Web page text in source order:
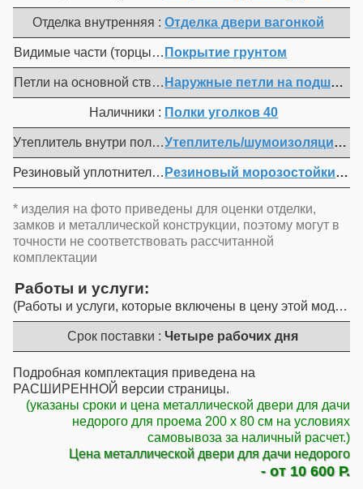
Отделка внутренняя :Отделка двери вагонкой
Видимые части (торцы полотна, коробка, мет.
Покрытие грунтом
Петли на основной створке :Наружные петли на
Наличники : Полки уголков 40
Утеплитель внутри полотна :Утеплитель/шумоизоляция
Резиновый уплотнитель :Резиновый морозостойкий
* изделия на фото приведены для оценки отделки,
замков и металлической конструкции, поэтому могут в
точности не соответствовать рассчитанной
комплектации
Работы и услуги
Работы и услуги, которые включены в цену этой модели
Срок поставки : Четыре рабочих дня
Подробная комплектация приведена на
РАСШИРЕННОЙ версии страницы.
(указаны сроки и цена металлической двери для дачи
недорого для проема 200 x 80 см на условиях
самовывоза за наличный расчет.)
Цена металлической двери для дачи недорого
- от 10 600 Р.